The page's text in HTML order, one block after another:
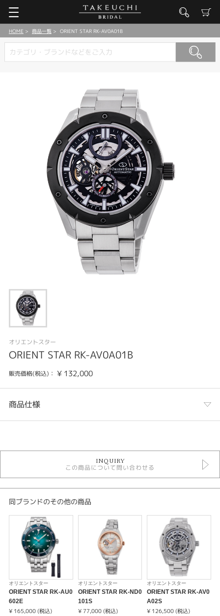
HOME 商品一覧 ORIENT STAR RK-AV0A01B
オリエントスター
ORIENT STAR RK-AV0A01B
販売価格(税込)： ¥ 132,000
商品仕様
時計
10気圧防水
自動巻き（オートマティック）
手巻き
金属ベルト
黒文字盤
オリエントスター
性別
腕時計
ORIENT STAR
INQUIRY
この商品について問い合わせる
同ブランドのその他の商品
オリエントスター
ORIENT STAR RK-AU0
602E
¥ 165,000 (税込)
オリエントスター
ORIENT STAR RK-ND0
101S
¥ 77,000 (税込)
オリエントスター
ORIENT STAR RK-AV0
A02S
¥ 126,500 (税込)